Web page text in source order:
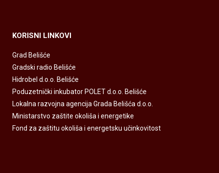
KORISNI LINKOVI
Grad Belišće
Gradski radio Belišće
Hidrobel d.o.o. Belišće
Poduzetnički inkubator POLET d.o.o. Belišće
Lokalna razvojna agencija Grada Belišća d.o.o.
Ministarstvo zaštite okoliša i energetike
Fond za zaštitu okoliša i energetsku učinkovitost